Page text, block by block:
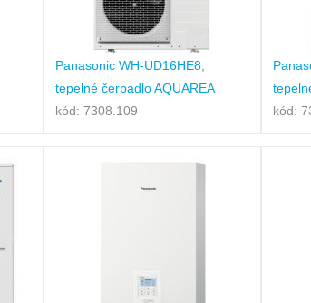
Panasonic WH-UD16HE8,
tepelné čerpadlo AQUAREA
kód: 7308.109
kód: